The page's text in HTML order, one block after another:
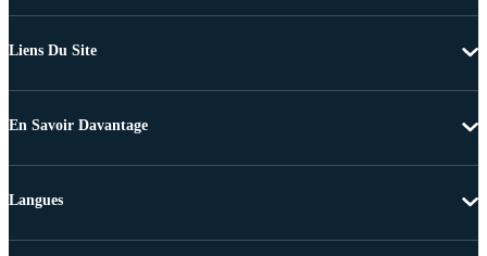
Liens Du Site
En Savoir Davantage
Langues